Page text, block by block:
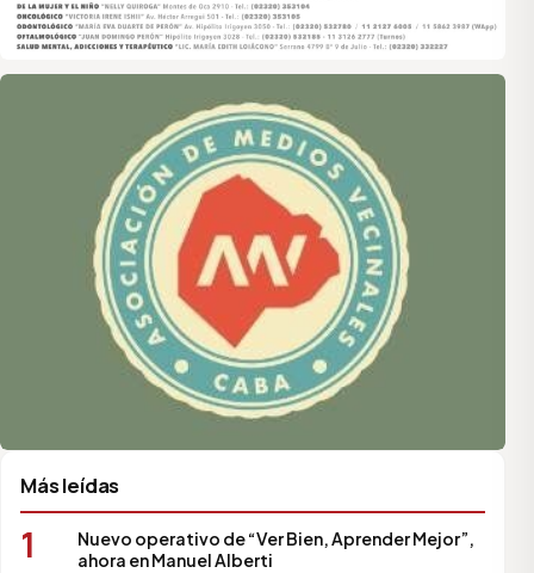
Asociación de Medios Vecinales
Más leídas
1
Nuevo operativo de “Ver Bien, Aprender Mejor”,
ahora en Manuel Alberti